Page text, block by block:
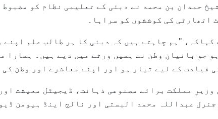
حمدان بن محمد نے دبئی کے تعلیمی نظام کو
اتھارٹی کی کوششوں کو سراہا۔
کہاکہ، "ہم چاہتے ہیں کہ دبئی کا ہر طالب علم
جو بانیانِ وطن نے ہمیں ورثے میں دیے ہیں۔ ہمارا
قیادت کے لیے تیار ہو اور اپنے معاشرے اور وطن
وزیرِ مملکت برائے مصنوعی ذہانت، ڈیجیٹل معیشت
عبداللہ محمد البستی اور نالج اینڈ ہیومن